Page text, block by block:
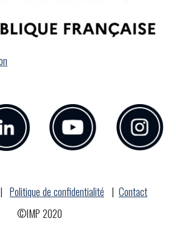
| Politique de confidentialité | Contact
©IMP 2020